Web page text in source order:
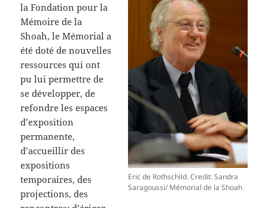
Eric de Rothschild. Credit: Sandra
Saragoussi/ Mémorial de la Shoah
la Fondation pour la
Mémoire de la
Shoah, le Mémorial a
été doté de nouvelles
ressources qui ont
pu lui permettre de
se développer, de
refondre les espaces
d’exposition
permanente,
d’accueillir des
expositions
temporaires, des
projections, des